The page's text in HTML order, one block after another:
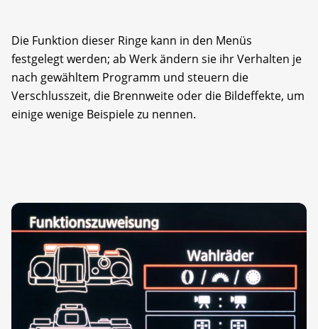
Die Funktion dieser Ringe kann in den Menüs
festgelegt werden; ab Werk ändern sie ihr Verhalten je
nach gewähltem Programm und steuern die
Verschlusszeit, die Brennweite oder die Bildeffekte, um
einige wenige Beispiele zu nennen.